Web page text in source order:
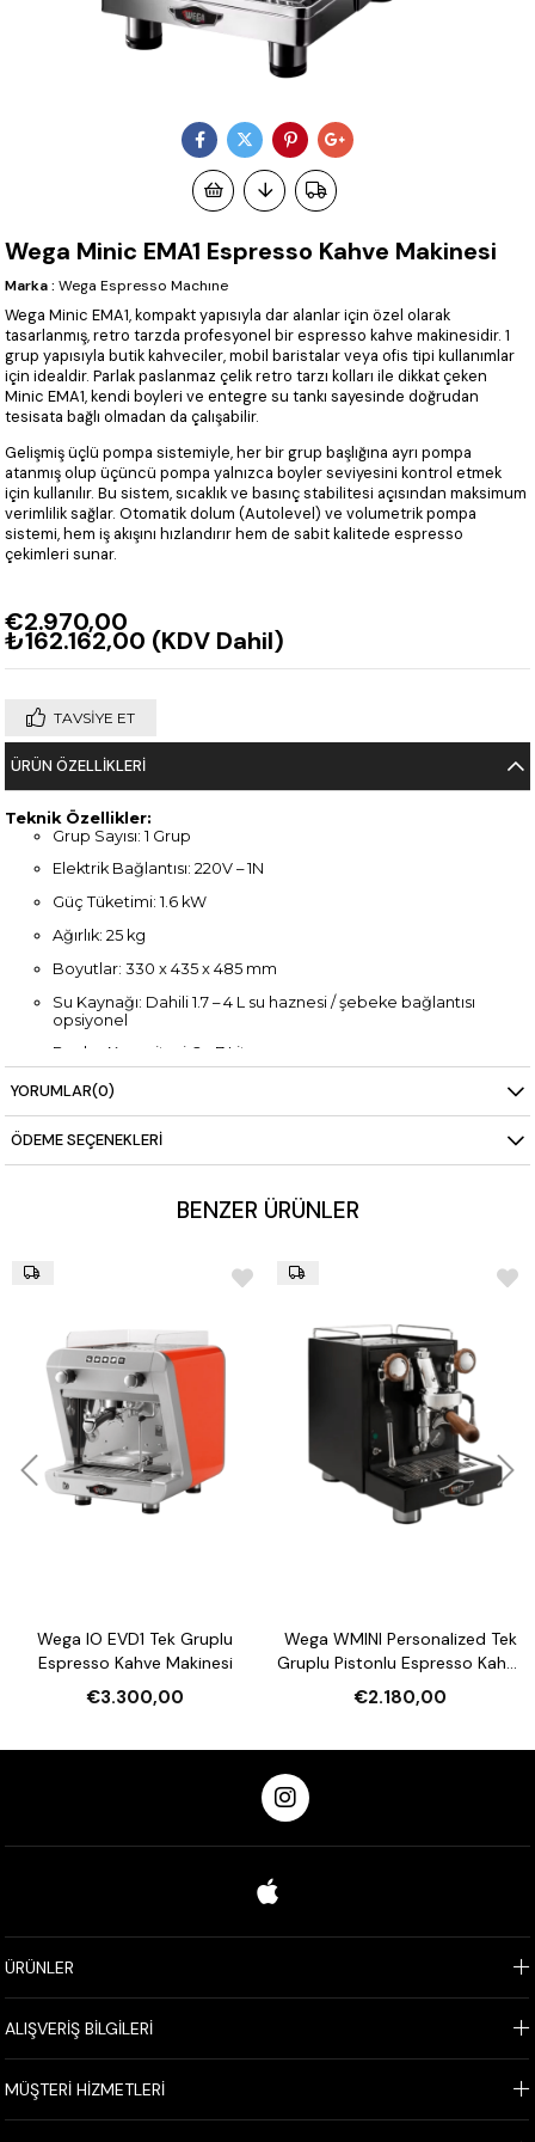
Wega Minic EMA1 Espresso Kahve Makinesi
Marka : Wega Espresso Machıne
Wega Minic EMA1, kompakt yapısıyla dar alanlar için özel olarak
tasarlanmış, retro tarzda profesyonel bir espresso kahve makinesidir. 1
grup yapısıyla butik kahveciler, mobil baristalar veya ofis tipi kullanımlar
için idealdir. Parlak paslanmaz çelik retro tarzı kolları ile dikkat çeken
Minic EMA1, kendi boyleri ve entegre su tankı sayesinde doğrudan
tesisata bağlı olmadan da çalışabilir.
Gelişmiş üçlü pompa sistemiyle, her bir grup başlığına ayrı pompa
atanmış olup üçüncü pompa yalnızca boyler seviyesini kontrol etmek
için kullanılır. Bu sistem, sıcaklık ve basınç stabilitesi açısından maksimum
verimlilik sağlar. Otomatik dolum (Autolevel) ve volumetrik pompa
sistemi, hem iş akışını hızlandırır hem de sabit kalitede espresso
çekimleri sunar.
€2.970,00
₺162.162,00 (KDV Dahil)
TAVSIYE ET
ÜRÜN ÖZELLIKLERI
Teknik Özellikler:
Grup Sayısı: 1 Grup
Elektrik Bağlantısı: 220V – 1N
Güç Tüketimi: 1.6 kW
Ağırlık: 25 kg
Boyutlar: 330 x 435 x 485 mm
Su Kaynağı: Dahili 1.7 – 4 L su haznesi / şebeke bağlantısı
opsiyonel
Boyler Kapasitesi: 2 – 7 Litre
Pompa: 3 adet titreşimli pompa (grup başlıkları ve boyler
için ayrı)
Gövde: Retro tasarım paslanmaz çelik
YORUMLAR(0)
ÖDEME SEÇENEKLERI
BENZER ÜRÜNLER
Wega IO EVD1 Tek Gruplu
Espresso Kahve Makinesi
€3.300,00
Wega WMINI Personalized Tek
Gruplu Pistonlu Espresso Kahve
Makinesi (Özelleştirilebilir)
€2.180,00
ÜRÜNLER
ALIŞVERİŞ BİLGİLERİ
MÜŞTERİ HİZMETLERİ